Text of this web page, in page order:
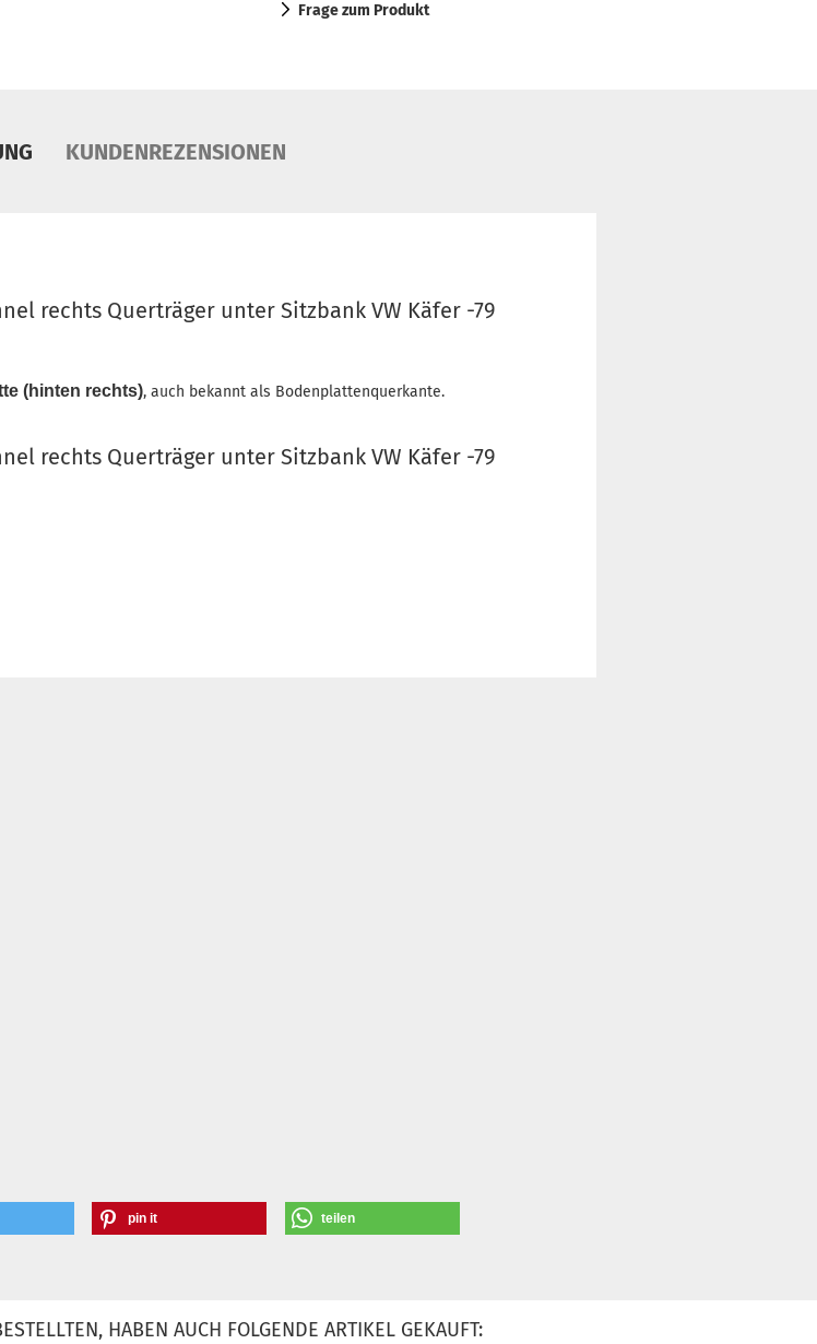
Frage zum Produkt
KUNDENREZENSIONEN
rechts Querträger unter Sitzbank VW Käfer -79
(hinten rechts), auch bekannt als Bodenplattenquerkante.
rechts Querträger unter Sitzbank VW Käfer -79
pin it teilen
HABEN AUCH FOLGENDE ARTIKEL GEKAUFT: